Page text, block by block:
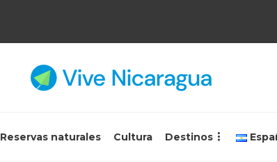
Reservas naturales Cultura Destinos